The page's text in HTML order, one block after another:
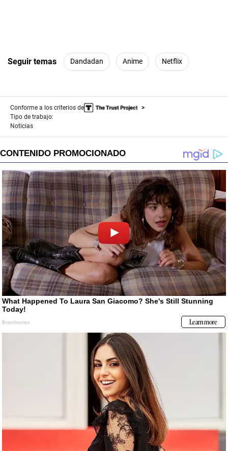
c
o
Seguir temas Dandadan Anime Netflix
Conforme a los criterios de
Tipo de trabajo:
Noticias